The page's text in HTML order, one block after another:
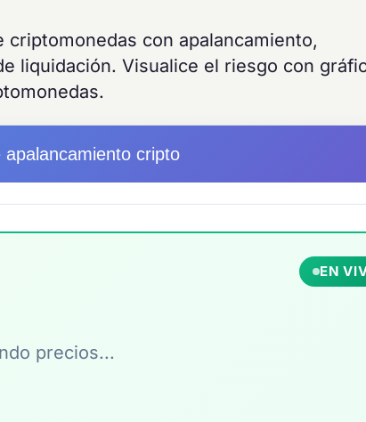
con apalancamiento,
liquidación. Visualice el riesgo con
apalancamiento cripto
EN
precios...